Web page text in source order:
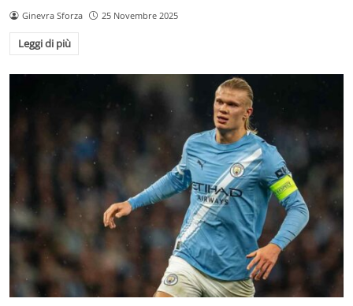
Ginevra Sforza 25 Novembre 2025
Leggi di più